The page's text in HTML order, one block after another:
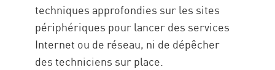
techniques approfondies sur les sites
périphériques pour lancer des services
Internet ou de réseau, ni de dépêcher
des techniciens sur place.